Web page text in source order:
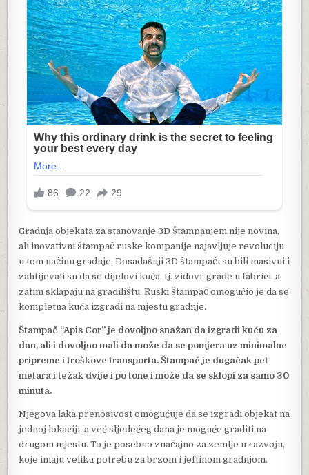
Gradnja objekata za stanovanje 3D štampanjem nije novina,
ali inovativni štampač ruske kompanije najavljuje revoluciju
u tom načinu gradnje. Dosadašnji 3D štampači su bili masivni i
zahtijevali su da se dijelovi kuća, tj. zidovi, grade u fabrici, a
zatim sklapaju na gradilištu. Ruski štampač omogućio je da se
kompletna kuća izgradi na mjestu gradnje.
Štampač “Apis Cor” je dovoljno snažan da izgradi kuću za
dan, ali i dovoljno mali da može da se pomjera uz minimalne
pripreme i troškove transporta. Štampač je dugačak pet
metara i težak dvije i po tone i može da se sklopi za samo 30
minuta.
Njegova laka prenosivost omogućuje da se izgradi objekat na
jednoj lokaciji, a već sljedećeg dana je moguće graditi na
drugom mjestu. To je posebno značajno za zemlje u razvoju,
koje imaju veliku potrebu za brzom i jeftinom gradnjom.